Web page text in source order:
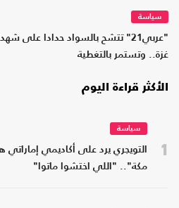
سياسة
"عربي21" تتشح بالسواد حدادا على
غزة.. وتستمر بالتغطية
الأكثر قراءة اليوم
1
سياسة
التويجري يرد على أكاديمي إماراتي
مكة".. "اللي اختشوا ماتوا"